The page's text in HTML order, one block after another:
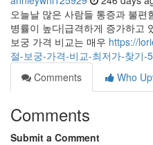
오늘날 많은 사람들 통증과 불
병률이 높다|급격하게 증가하고
보궁 가격 비교는 매우 https://
절-보궁-가격-비교-최저가-찾기-
Comments
Who
Comments
Submit a Comment